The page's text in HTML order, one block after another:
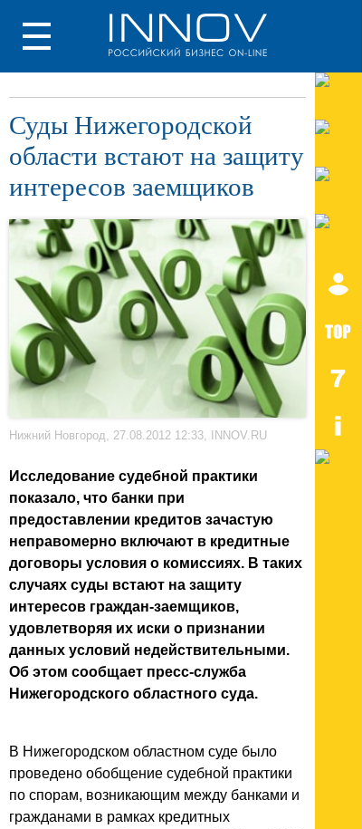
Суды Нижегородской
области встают на защиту
интересов заемщиков
Нижний Новгород, 27.08.2012 12:33, INNOV.RU
Исследование судебной практики
показало, что банки при
предоставлении кредитов зачастую
неправомерно включают в кредитные
договоры условия о комиссиях. В таких
случаях суды встают на защиту
интересов граждан-заемщиков,
удовлетворяя их иски о признании
данных условий недействительными.
Об этом сообщает пресс-служба
Нижегородского областного суда.
В Нижегородском областном суде было
проведено обобщение судебной практики
по спорам, возникающим между банками и
гражданами в рамках кредитных